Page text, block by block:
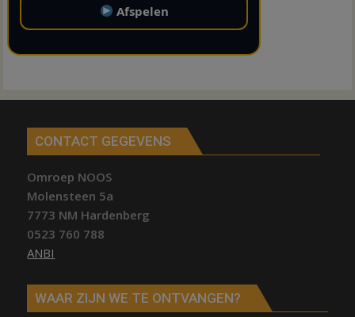
Afspelen
CONTACT GEGEVENS
Omroep NOOS
Molensteen 5a
7773 NM Hardenberg
0523 760 788
ANBI
WAAR ZIJN WE TE ONTVANGEN?